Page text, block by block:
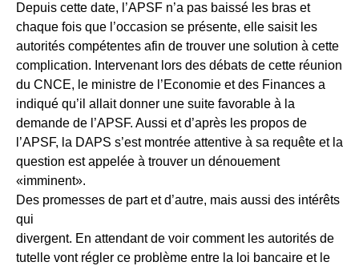
Depuis cette date, l’APSF n’a pas baissé les bras et
chaque fois que l’occasion se présente, elle saisit les
autorités compétentes afin de trouver une solution à cette
complication. Intervenant lors des débats de cette réunion
du CNCE, le ministre de l’Economie et des Finances a
indiqué qu’il allait donner une suite favorable à la
demande de l’APSF. Aussi et d’après les propos de
l’APSF, la DAPS s’est montrée attentive à sa requête et la
question est appelée à trouver un dénouement
«imminent».
Des promesses de part et d’autre, mais aussi des intérêts
qui
divergent. En attendant de voir comment les autorités de
tutelle vont régler ce problème entre la loi bancaire et le